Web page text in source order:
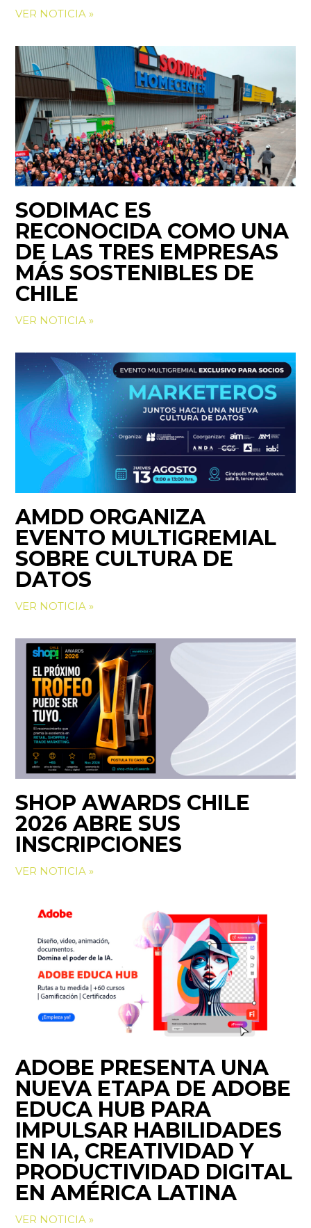
VER NOTICIA »
SODIMAC ES
RECONOCIDA COMO UNA
DE LAS TRES EMPRESAS
MÁS SOSTENIBLES DE
CHILE
VER NOTICIA »
AMDD ORGANIZA
EVENTO MULTIGREMIAL
SOBRE CULTURA DE
DATOS
VER NOTICIA »
SHOP AWARDS CHILE
2026 ABRE SUS
INSCRIPCIONES
VER NOTICIA »
ADOBE PRESENTA UNA
NUEVA ETAPA DE ADOBE
EDUCA HUB PARA
IMPULSAR HABILIDADES
EN IA, CREATIVIDAD Y
PRODUCTIVIDAD DIGITAL
EN AMÉRICA LATINA
VER NOTICIA »